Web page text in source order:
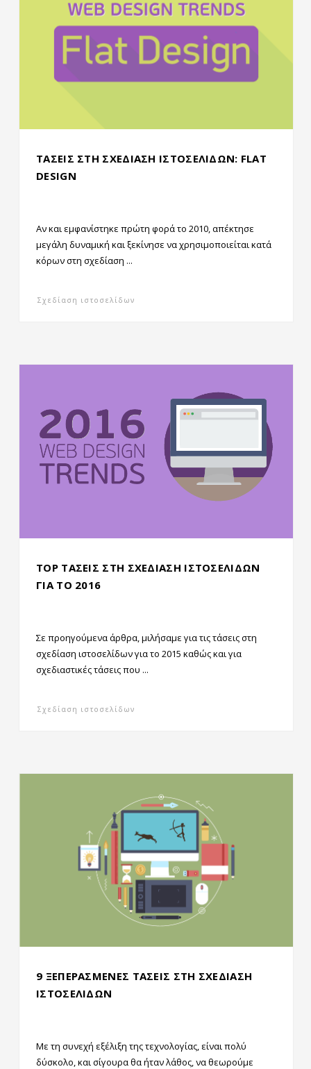
ΤΑΣΕΙΣ ΣΤΗ ΣΧΕΔΙΑΣΗ ΙΣΤΟΣΕΛΙΔΩΝ: FLAT
DESIGN
Αν και εμφανίστηκε πρώτη φορά το 2010, απέκτησε
μεγάλη δυναμική και ξεκίνησε να χρησιμοποιείται κατά
κόρων στη σχεδίαση ...
Σχεδίαση ιστοσελίδων
TOP ΤΑΣΕΙΣ ΣΤΗ ΣΧΕΔΙΑΣΗ ΙΣΤΟΣΕΛΙΔΩΝ
ΓΙΑ ΤΟ 2016
Σε προηγούμενα άρθρα, μιλήσαμε για τις τάσεις στη
σχεδίαση ιστοσελίδων για το 2015 καθώς και για
σχεδιαστικές τάσεις που ...
Σχεδίαση ιστοσελίδων
9 ΞΕΠΕΡΑΣΜΕΝΕΣ ΤΑΣΕΙΣ ΣΤΗ ΣΧΕΔΙΑΣΗ
ΙΣΤΟΣΕΛΙΔΩΝ
Με τη συνεχή εξέλιξη της τεχνολογίας, είναι πολύ
δύσκολο, και σίγουρα θα ήταν λάθος, να θεωρούμε